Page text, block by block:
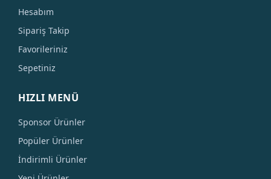
Hesabım
Sipariş Takip
Favorileriniz
Sepetiniz
HIZLI MENÜ
Sponsor Ürünler
Popüler Ürünler
İndirimli Ürünler